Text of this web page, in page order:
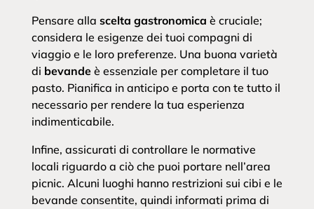
Pensare alla scelta gastronomica è cruciale;
considera le esigenze dei tuoi compagni di
viaggio e le loro preferenze. Una buona varietà
di bevandeè essenziale per completare il tuo
pasto. Pianifica in anticipo e porta con te tutto il
necessario per rendere la tua esperienza
indimenticabile.
Infine, assicurati di controllare le normative
locali riguardo a ciò che puoi portare nell’area
picnic. Alcuni luoghi hanno restrizioni sui cibi e le
bevande consentite, quindi informati prima di